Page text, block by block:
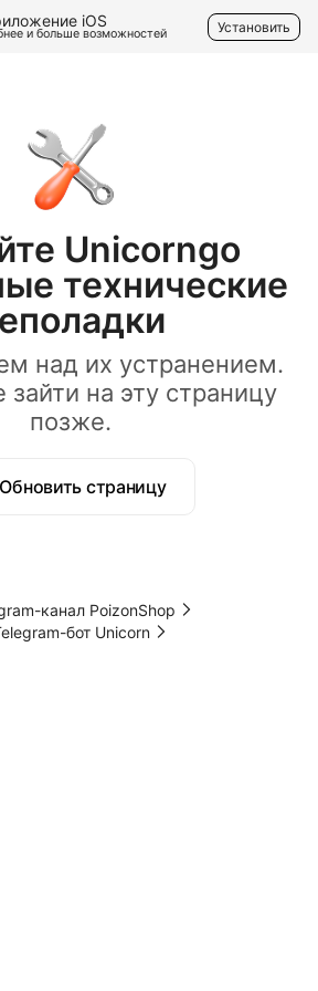
iOS
и больше возможностей Установить
Unicorngo
технические
над их устранением.
зайти на эту страницу
позже.
Обновить страницу
канал PoizonShop
бот Unicorn